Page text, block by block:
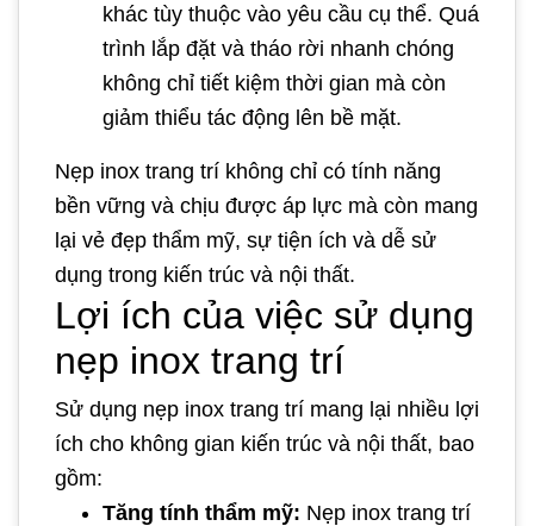
khác tùy thuộc vào yêu cầu cụ thể. Quá
trình lắp đặt và tháo rời nhanh chóng
không chỉ tiết kiệm thời gian mà còn
giảm thiểu tác động lên bề mặt.
Nẹp inox trang trí không chỉ có tính năng
bền vững và chịu được áp lực mà còn mang
lại vẻ đẹp thẩm mỹ, sự tiện ích và dễ sử
dụng trong kiến trúc và nội thất.
Lợi ích của việc sử dụng
nẹp inox trang trí
Sử dụng nẹp inox trang trí mang lại nhiều lợi
ích cho không gian kiến trúc và nội thất, bao
gồm:
Tăng tính thẩm mỹ: Nẹp inox trang trí